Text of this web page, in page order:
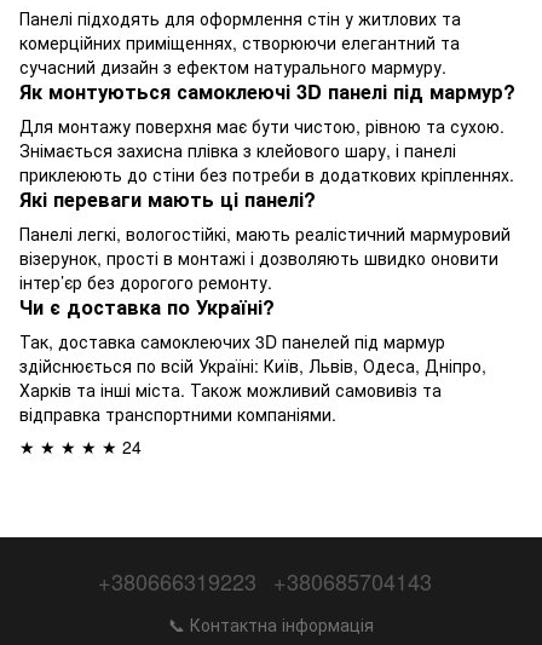
Панелі підходять для оформлення стін у житлових та
комерційних приміщеннях, створюючи елегантний та
сучасний дизайн з ефектом натурального мармуру.
Як монтуються самоклеючі 3D панелі під мармур?
Для монтажу поверхня має бути чистою, рівною та сухою.
Знімається захисна плівка з клейового шару, і панелі
приклеюють до стіни без потреби в додаткових кріпленнях.
Які переваги мають ці панелі?
Панелі легкі, вологостійкі, мають реалістичний мармуровий
візерунок, прості в монтажі і дозволяють швидко оновити
інтер’єр без дорогого ремонту.
Чи є доставка по Україні?
Так, доставка самоклеючих 3D панелей під мармур
здійснюється по всій Україні: Київ, Львів, Одеса, Дніпро,
Харків та інші міста. Також можливий самовивіз та
відправка транспортними компаніями.
★ ★ ★ ★ ★ 24
+380666319223 +380685704143
📞 Контактна інформація